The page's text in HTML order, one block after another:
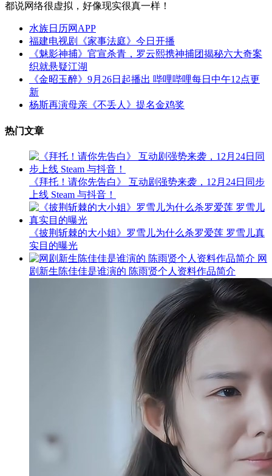
都说网络很虚拟，好像现实很真一样！
水族日历网APP
福建电视剧《家事法庭》今日开播
《魅影神捕》官宣杀青，罗云熙携神捕团揭秘六大奇案
织就悬疑江湖
《金昭玉醉》9月26日起播出 哔哩哔哩每日中午12点更
新
杨斯再演母亲《不丢人》提名金鸡奖
热门文章
《拜托！请你先告白》 互动剧强势来袭，12月24日同步
上线 Steam 与抖音！
《披荆斩棘的大小姐》罗雪儿为什么杀罗爱莲 罗雪儿真
实目的曝光
网
剧新生陈佳佳是谁演的 陈雨贤个人资料作品简介